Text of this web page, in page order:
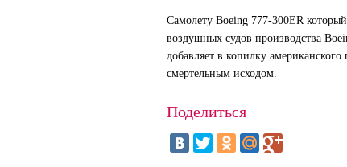
Самолету Boeing 777-300ER
воздушных судов производства
добавляет в копилку
смертельным исходом.
Поделиться